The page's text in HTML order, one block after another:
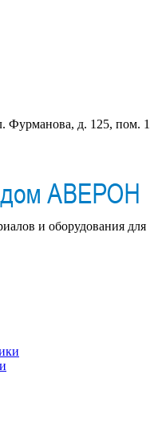
Фурманова, д. 125, пом. 1
и оборудования для